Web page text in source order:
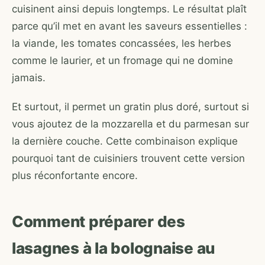
cuisinent ainsi depuis longtemps. Le résultat plaît
parce qu’il met en avant les saveurs essentielles :
la viande, les tomates concassées, les herbes
comme le laurier, et un fromage qui ne domine
jamais.
Et surtout, il permet un gratin plus doré, surtout si
vous ajoutez de la mozzarella et du parmesan sur
la dernière couche. Cette combinaison explique
pourquoi tant de cuisiniers trouvent cette version
plus réconfortante encore.
Comment préparer des
lasagnes à la bolognaise au